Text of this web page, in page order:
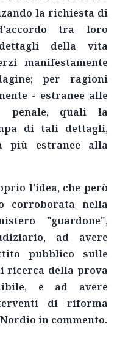
la richiesta di
tra loro
della vita
manifestamente
per ragioni
- estranee alle
penale, quali la
di tali dettagli,
più estranee alla
l'idea, che però
corroborata nella
"guardone",
ad avere
pubblico sulle
ricerca della prova
e ad avere
di riforma
in commento.